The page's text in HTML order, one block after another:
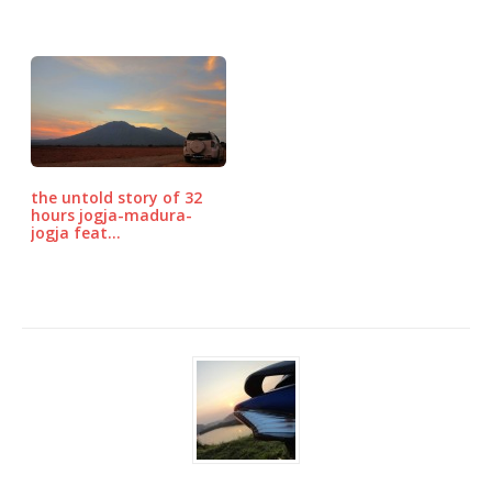
the untold story of 32
hours jogja-madura-
jogja feat…